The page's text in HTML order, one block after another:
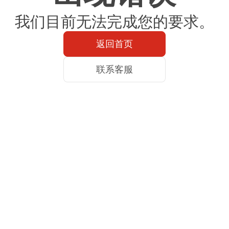
我们目前无法完成您的要求。
返回首页
联系客服